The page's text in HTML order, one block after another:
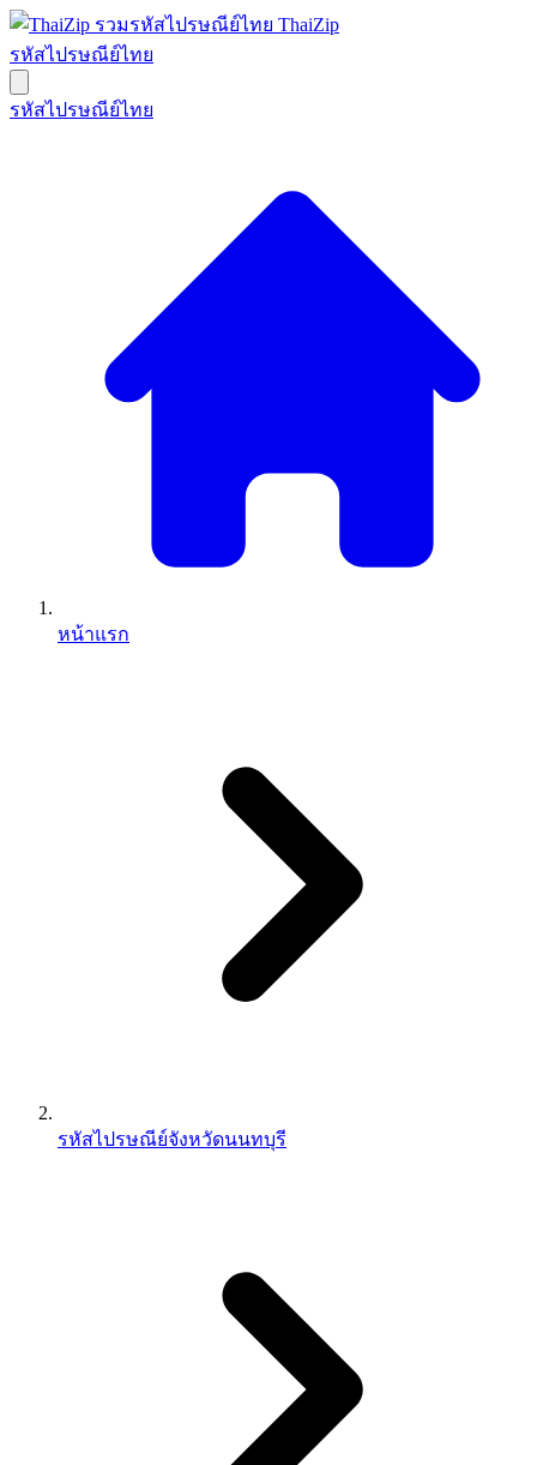
ThaiZip
รหัสไปรษณีย์ไทย
รหัสไปรษณีย์ไทย
หน้าแรก
รหัสไปรษณีย์จังหวัดนนทบุรี